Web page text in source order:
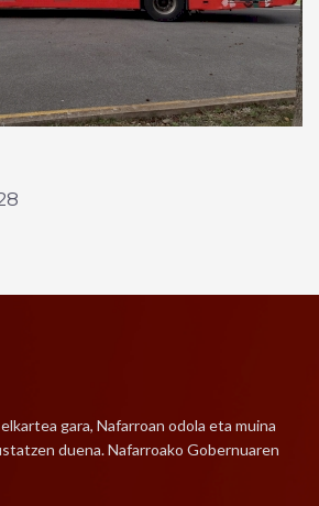
gara, Nafarroan odola eta muina
duena. Nafarroako Gobernuaren